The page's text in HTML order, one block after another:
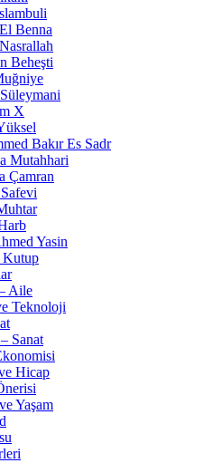
Benna
Beheşti
X
Bakır Es Sadr
Mutahhari
Çamran
Yasin
Kutup
Aile
Teknoloji
Sanat
Hicap
Yaşam